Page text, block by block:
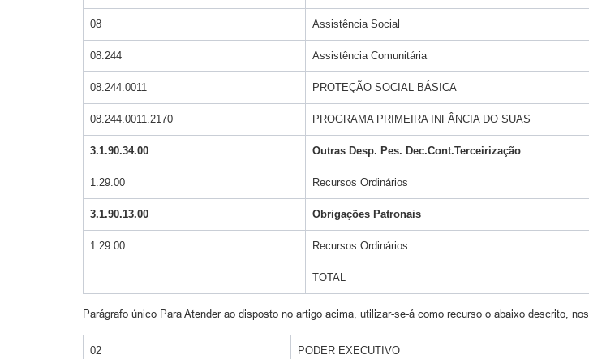
08 Assistência Social
08.244 Assistência Comunitária
08.244.0011 PROTEÇÃO SOCIAL BÁSICA
08.244.0011.2170 PROGRAMA PRIMEIRA INFÂNCIA DO SUAS
3.1.90.34.00 Outras Desp. Pes. Dec.Cont.Terceirização
1.29.00 Recursos Ordinários
3.1.90.13.00 Obrigações Patronais
1.29.00 Recursos Ordinários
TOTAL
Parágrafo único Para Atender ao disposto no artigo acima, utilizar-se-á como recurso o abaixo descrito,
02 PODER EXECUTIVO